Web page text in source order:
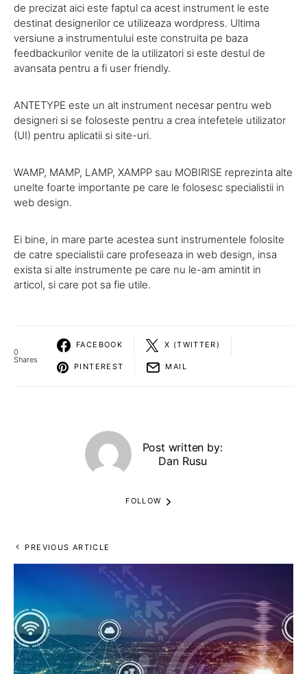
de precizat aici este faptul ca acest instrument le este
destinat designerilor ce utilizeaza wordpress. Ultima
versiune a instrumentului este construita pe baza
feedbackurilor venite de la utilizatori si este destul de
avansata pentru a fi user friendly.
ANTETYPE este un alt instrument necesar pentru web
designeri si se foloseste pentru a crea intefetele utilizator
(UI) pentru aplicatii si site-uri.
WAMP, MAMP, LAMP, XAMPP sau MOBIRISE reprezinta alte
unelte foarte importante pe care le folosesc specialistii in
web design.
Ei bine, in mare parte acestea sunt instrumentele folosite
de catre specialistii care profeseaza in web design, insa
exista si alte instrumente pe care nu le-am amintit in
articol, si care pot sa fie utile.
0
Shares
FACEBOOK X (TWITTER)
PINTEREST MAIL
Post written by:
Dan Rusu
FOLLOW
PREVIOUS ARTICLE